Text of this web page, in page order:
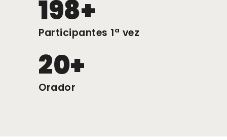
198+
Participantes 1ª vez
20+
Orador